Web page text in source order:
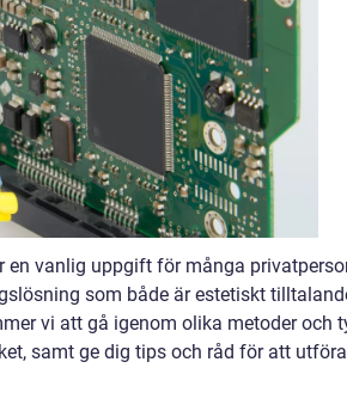
en vanlig uppgift för många
som både är estetiskt
vi att gå igenom olika metoder och
samt ge dig tips och råd för att utföra